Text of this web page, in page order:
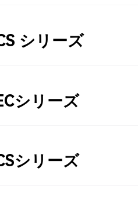
シリーズ
シリーズ
シリーズ